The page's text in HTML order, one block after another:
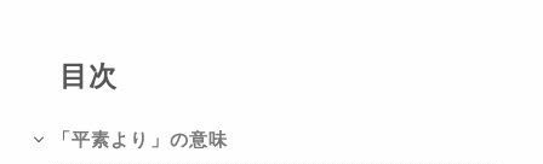
目次
「平素より」の意味